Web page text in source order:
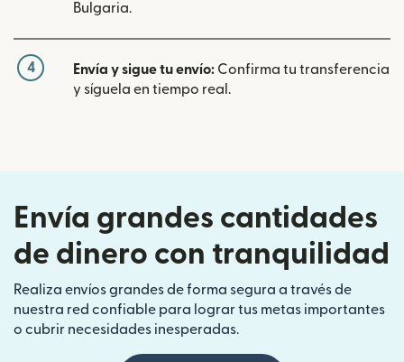
Bulgaria.
4 Envía y sigue tu envío: Confirma tu transferencia
y síguela en tiempo real.
Envía grandes cantidades
de dinero con tranquilidad
Realiza envíos grandes de forma segura a través de
nuestra red confiable para lograr tus metas importantes
o cubrir necesidades inesperadas.